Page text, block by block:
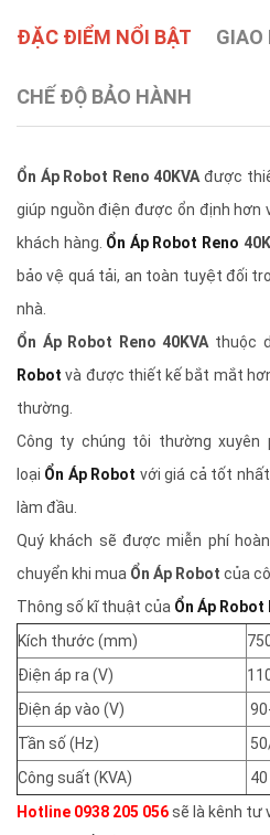
ĐẶC ĐIỂM NỔI BẬT
CHẾ ĐỘ BẢO HÀNH
Ổn Áp Robot Reno 40KVA được
giúp nguồn điện được ổn định hơn
khách hàng. Ổn Áp Robot Reno
bảo vệ quá tải, an toàn tuyệt đối
nhà.
Ổn Áp Robot Reno 40KVA thuộc
Robot và được thiết kế bắt mắt
thường.
Công ty chúng tôi thường
loại Ổn Áp Robot với giá cả tốt
làm đầu.
Quý khách sẽ được miễn phí
chuyển khi mua Ổn Áp Robot của
Thông số kĩ thuật của Ổn Áp Robot
Kích thước (mm)
Điện áp ra (V)
Điện áp vào (V)
Tần số (Hz)
Công suất (KVA)
40
Hotline 0938 205 056sẽ là kênh tư